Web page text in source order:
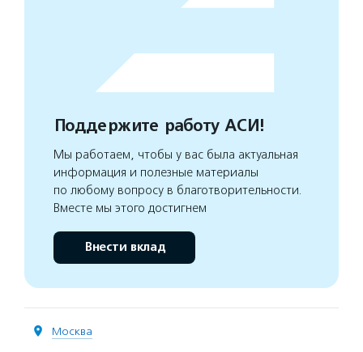
Поддержите работу АСИ!
Мы работаем, чтобы у вас была актуальная
информация и полезные материалы
по любому вопросу в благотворительности.
Вместе мы этого достигнем
Внести вклад
Москва